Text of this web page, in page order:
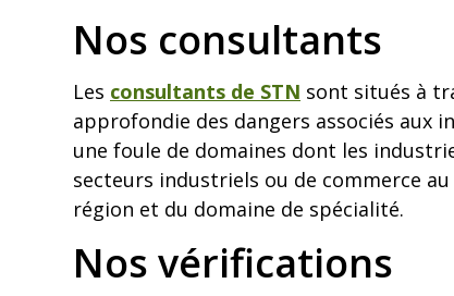
Nos consultants
Les consultants de STN sont situés à
approfondie des dangers associés aux
une foule de domaines dont les
secteurs industriels ou de commerce
région et du domaine de spécialité.
Nos vérifications